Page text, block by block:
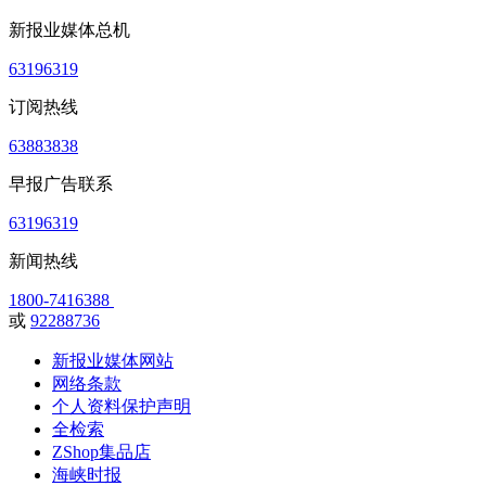
新报业媒体总机
63196319
订阅热线
63883838
早报广告联系
63196319
新闻热线
1800-7416388
或 92288736
新报业媒体网站
网络条款
个人资料保护声明
全检索
ZShop集品店
海峡时报